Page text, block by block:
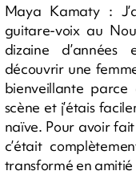
Maya Kamaty :
guitare-voix au
dizaine
découvrir une
bienveillante parce
scène et j’étais
naïve. Pour avoir
c’était
transformé en